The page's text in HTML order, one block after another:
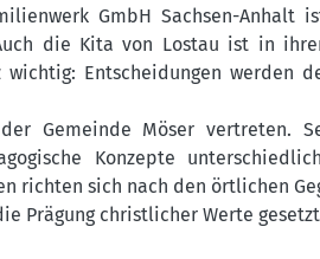
GmbH Sachsen-
die Kita von Lostau ist in
Entscheidungen werden
Gemeinde Möser vertreten.
Konzepte
richten sich nach den örtlichen
Prägung christlicher Werte